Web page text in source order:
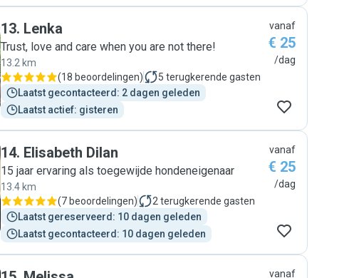
13. Lenka
Trust, love and care when you are not there!
13.2 km
(18 beoordelingen) 5 terugkerende gasten
Laatst gecontacteerd: 2 dagen geleden
Laatst actief: gisteren
vanaf
€ 25
/dag
14. Elisabeth Dilan
15 jaar ervaring als toegewijde hondeneigenaar
13.4 km
(7 beoordelingen) 2 terugkerende gasten
Laatst gereserveerd: 10 dagen geleden
Laatst gecontacteerd: 10 dagen geleden
vanaf
€ 25
/dag
vanaf